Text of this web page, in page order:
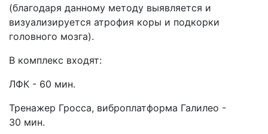
(благодаря данному методу выявляется и
визуализируется атрофия коры и подкорки
головного мозга).
В комплекс входят:
ЛФК - 60 мин.
Тренажер Гросса, виброплатформа Галилео -
30 мин.